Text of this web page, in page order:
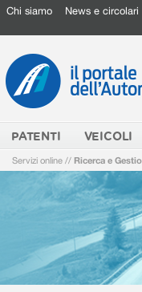
Chi siamo News e circolari
PATENTI VEICOLI
Servizi online // Ricerca e